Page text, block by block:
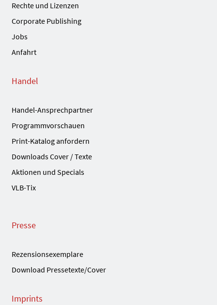
Rechte und Lizenzen
Corporate Publishing
Jobs
Anfahrt
Handel
Handel-Ansprechpartner
Programmvorschauen
Print-Katalog anfordern
Downloads Cover / Texte
Aktionen und Specials
VLB-Tix
Presse
Rezensionsexemplare
Download Pressetexte/Cover
Imprints